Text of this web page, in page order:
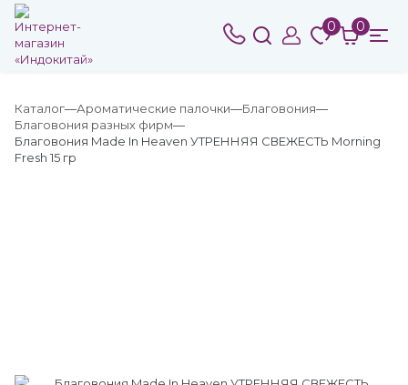
0 0
Каталог Ароматические палочки
Благовония
Благовония разных фирм
Благовония Made In Heaven УТРЕННЯЯ СВЕЖЕСТЬ Morning
Fresh 15 гр